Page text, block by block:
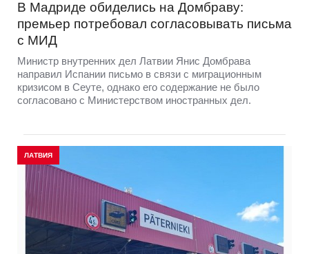
В Мадриде обиделись на Домбраву:
премьер потребовал согласовывать письма
с МИД
Министр внутренних дел Латвии Янис Домбрава
направил Испании письмо в связи с миграционным
кризисом в Сеуте, однако его содержание не было
согласовано с Министерством иностранных дел.
ЛАТВИЯ